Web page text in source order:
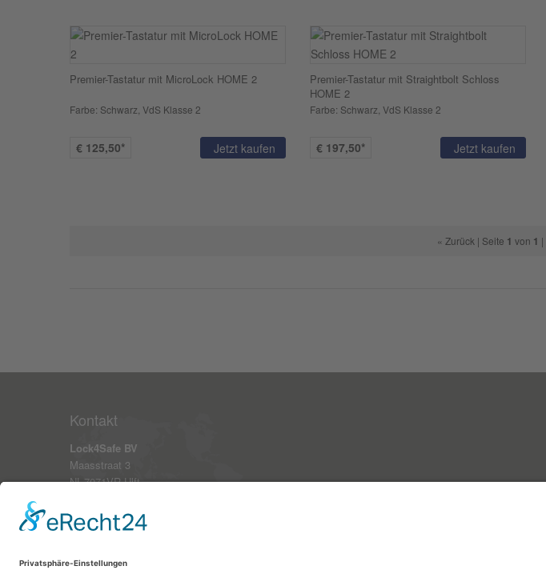
Premier-Tastatur mit MicroLock HOME 2
Farbe: Schwarz, VdS Klasse 2
€ 125,50* Jetzt kaufen
Premier-Tastatur mit Straightbolt Schloss
HOME 2
Farbe: Schwarz, VdS Klasse 2
€ 197,50* Jetzt kaufen
« Zurück | Seite 1 von 1 |
Kontakt
Lock4Safe BV
Maasstraat 3
NL-7071VR Ulft
Telefon: +49 (0)2821 973690
Telefax: +49 (0)2821 9736969